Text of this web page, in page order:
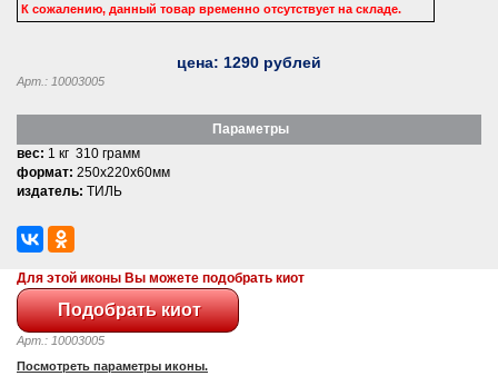
К сожалению, данный товар временно отсутствует на складе.
цена: 1290 рублей
Арт.: 10003005
Параметры
вес: 1 кг 310 грамм
формат: 250x220x60мм
издатель: ТИЛЬ
Для этой иконы Вы можете подобрать киот
Арт.: 10003005
Посмотреть параметры иконы.